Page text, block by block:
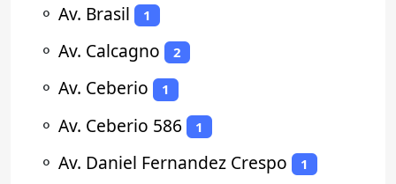
⚬ Av. Brasil 1
⚬ Av. Calcagno 2
⚬ Av. Ceberio 1
⚬ Av. Ceberio 586 1
⚬ Av. Daniel Fernandez Crespo 1